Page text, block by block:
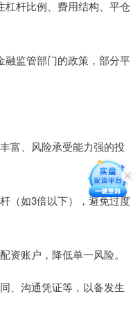
杆比例、费用结构、平仓
融监管部门的政策，部分平
富、风险承受能力强的投
（如3倍以下），避免过度
资账户，降低单一风险。
、沟通凭证等，以备发生